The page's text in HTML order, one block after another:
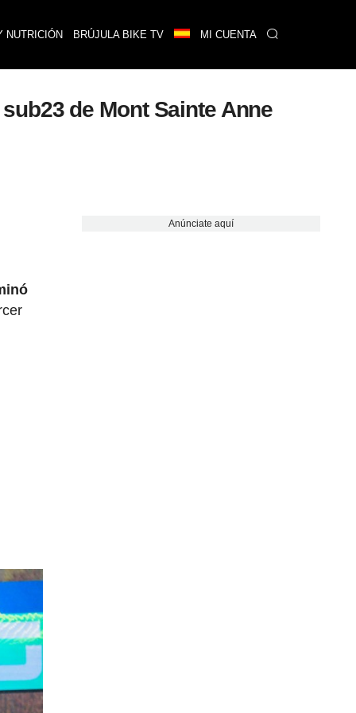
NUTRICIÓN BRÚJULA BIKE TV MI CUENTA
de Mont Sainte Anne
Anúnciate aquí